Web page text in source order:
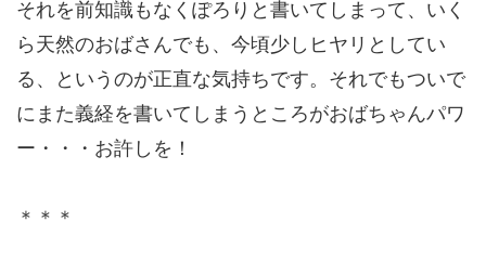
それを前知識もなくぽろりと書いてしまって、いく
ら天然のおばさんでも、今頃少しヒヤリとしてい
る、というのが正直な気持ちです。それでもついで
にまた義経を書いてしまうところがおばちゃんパワ
ー・・・お許しを！
＊＊＊